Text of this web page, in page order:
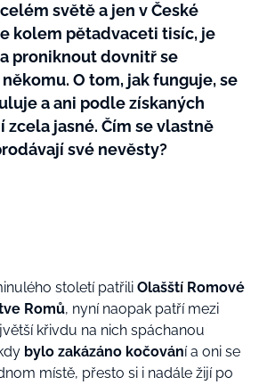
světě a jen v České
kolem pětadvaceti tisíc, je
proniknout dovnitř se
O tom, jak funguje, se
a ani podle získaných
jasné. Čím se vlastně
své nevěsty?
století patřili Olašští Romové
Romů, nyní naopak patří mezi
křivdu na nich spáchanou
bylo zakázáno kočování a oni se
místě, přesto si i nadále žijí po